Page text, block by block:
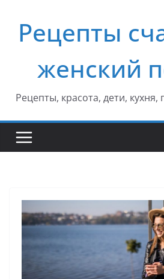
содержимому
Рецепты
женский
Рецепты, красота, дети, кухня,